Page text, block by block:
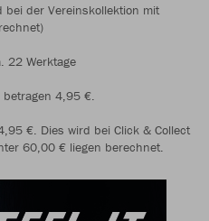
bei der Vereinskollektion mit
22 Werktage
4,95 €.
€. Dies wird bei Click & Collect
60,00 € liegen berechnet.